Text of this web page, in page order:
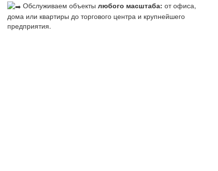
Обслуживаем объекты любого масштаба: от офиса,
дома или квартиры до торгового центра и крупнейшего
предприятия.